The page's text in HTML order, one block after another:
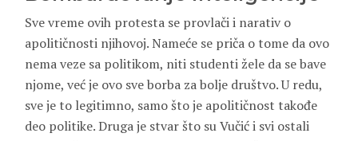
Sve vreme ovih protesta se provlači i narativ o
apolitičnosti njihovoj. Nameće se priča o tome da ovo
nema veze sa politikom, niti studenti žele da se bave
njome, već je ovo sve borba za bolje društvo. U redu,
sve je to legitimno, samo što je apolitičnost takođe
deo politike. Druga je stvar što su Vučić i svi ostali